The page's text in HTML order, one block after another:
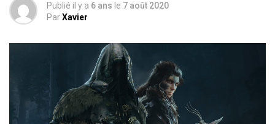
Publié il y a 6 ans le 7 août 2020
ParXavier